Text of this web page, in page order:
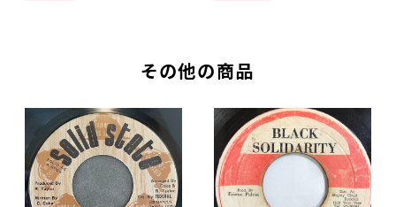
その他の商品